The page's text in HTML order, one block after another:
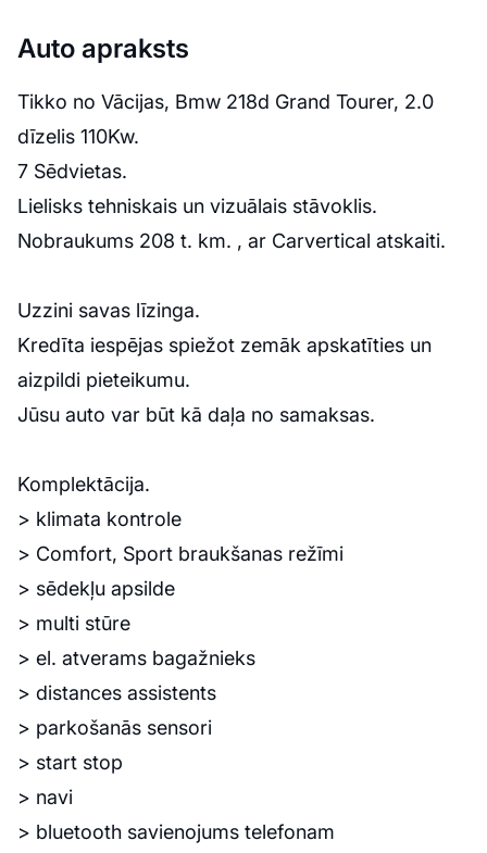
Auto apraksts
Tikko no Vācijas, Bmw 218d Grand Tourer, 2.0
dīzelis 110Kw.
7 Sēdvietas.
Lielisks tehniskais un vizuālais stāvoklis.
Nobraukums 208 t. km. , ar Carvertical atskaiti.
Uzzini savas līzinga.
Kredīta iespējas spiežot zemāk apskatīties un
aizpildi pieteikumu.
Jūsu auto var būt kā daļa no samaksas.
Komplektācija.
> klimata kontrole
> Comfort, Sport braukšanas režīmi
> sēdekļu apsilde
> multi stūre
> el. atverams bagažnieks
> distances assistents
> parkošanās sensori
> start stop
> navi
> bluetooth savienojums telefonam